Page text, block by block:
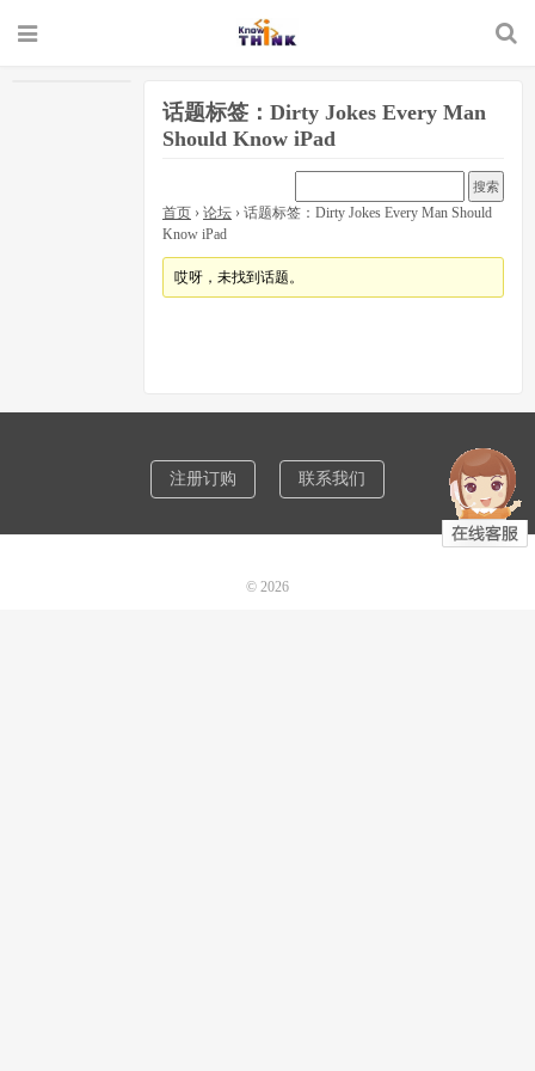
话题标签：Dirty Jokes Every Man
Should Know iPad
首页 › 论坛 › 话题标签：Dirty Jokes Every Man Should
Know iPad
哎呀，未找到话题。
注册订购 联系我们
© 2026